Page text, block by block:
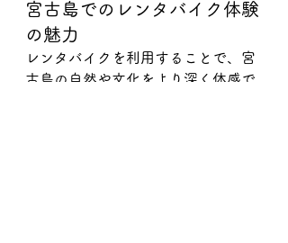
宮古島でのレンタバイク体験
の魅力
レンタバイクを利用することで、宮
古島の自然や文化をより深く体感で